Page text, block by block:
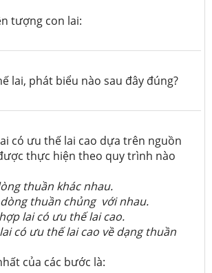
tượng con lai:
lai, phát biểu nào sau đây đúng?
có ưu thế lai cao dựa trên nguồn
thực hiện theo quy trình nào
thuần khác nhau.
dòng thuần chủng với nhau.
lai có ưu thế lai cao.
có ưu thế lai cao về dạng thuần
của các bước là: